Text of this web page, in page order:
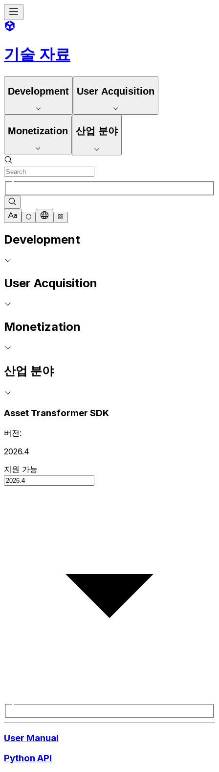
기술 자료
Development User Acquisition
Monetization 산업 분야
Development
User Acquisition
Monetization
산업 분야
Asset Transformer SDK
버전:
2026.4
지원 가능
User Manual
Python API